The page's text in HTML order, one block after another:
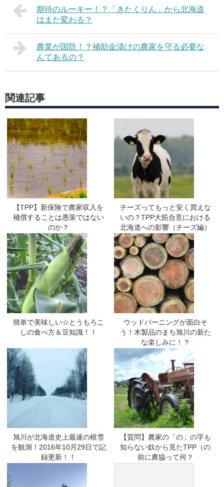
期待のルーキー！？「きたくりん」から北海道
はまた変わる？
農業が国防！？補助金漬けの農家を守る必要な
んてあるの？
関連記事
【TPP】新保険で農家収入を
補償することは愚策ではない
のか？
チーズってもっと安く買えな
いの？TPP大筋合意における
北海道への影響（チーズ編）
簡単で美味しい☆とうもろこ
しの食べ方＆豆知識！！
ウッドバーニングが面白そ
う！木製品のまち旭川の新た
な楽しみに！？
旭川が北海道史上最速の根雪
を観測！2016年10月29日で記
録更新！！
【質問】農家の「の」の字も
知らない奴から見たTPP（の
前に農協って何？